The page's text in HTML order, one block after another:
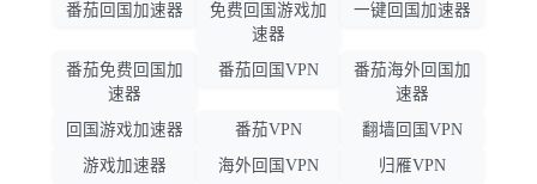
番茄回国加速器
免费回国游戏加
速器
一键回国加速器
番茄免费回国加
速器
番茄回国VPN
番茄海外回国加
速器
回国游戏加速器
番茄VPN
翻墙回国VPN
游戏加速器
海外回国VPN
归雁VPN